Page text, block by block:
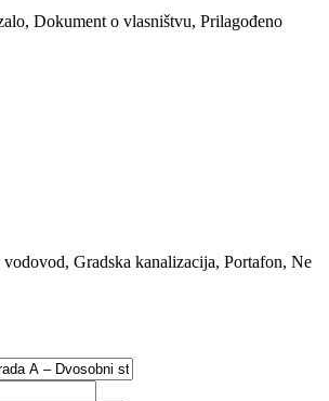
Dokument o vlasništvu, Prilagođeno
Gradska kanalizacija, Portafon, Ne